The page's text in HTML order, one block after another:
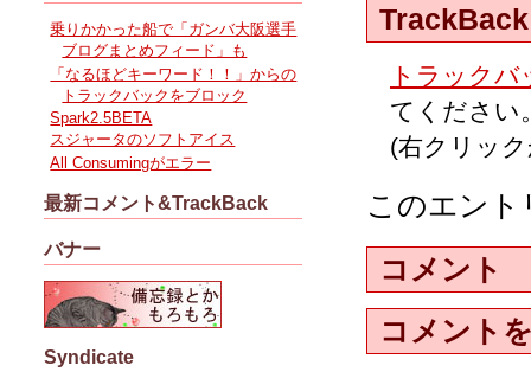
TrackBack
トラックバ
てください
(右クリッ
このエン
コメント
コメント
乗りかかった船で「ガンバ大阪選手
ブログまとめフィード」も
「なるほどキーワード！！」からの
トラックバックをブロック
Spark2.5BETA
スジャータのソフトアイス
All Consumingがエラー
最新コメント&TrackBack
バナー
Syndicate